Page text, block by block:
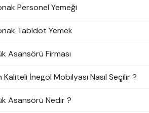
Personel Yemeği
Tabldot Yemek
Asansörü Firması
Kaliteli İnegöl Mobilyası Nasıl Seçilir ?
Asansörü Nedir ?